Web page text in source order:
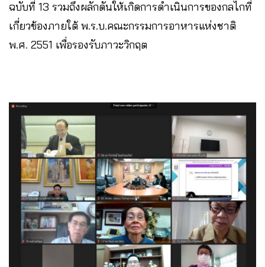
ฉบับที่ 13 รวมถึงผลักดันให้เกิดการดำเนินการของกลไกที่
เกี่ยวข้องภายใต้ พ.ร.บ.คณะกรรมการอาหารแห่งชาติ
พ.ศ. 2551 เพื่อรองรับภาวะวิกฤต